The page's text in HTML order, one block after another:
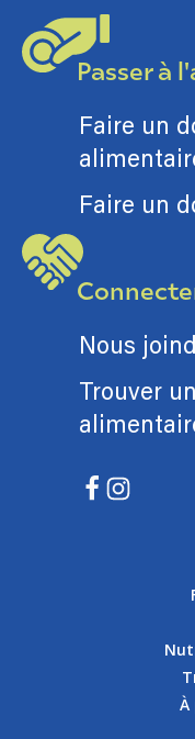
Passer à
Faire un
Faire un
Nous
Trouver
À